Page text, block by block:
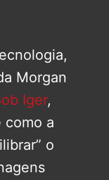
Morgan
Iger,
como a
o